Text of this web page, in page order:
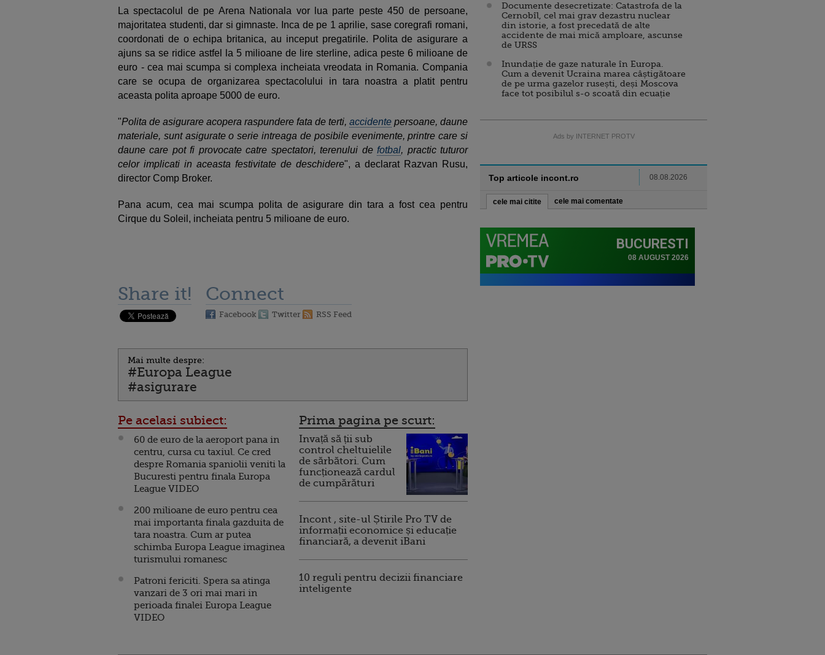
La spectacolul de pe Arena Nationala vor lua parte peste 450 de persoane,
majoritatea studenti, dar si gimnaste. Inca de pe 1 aprilie, sase coregrafi romani,
coordonati de o echipa britanica, au inceput pregatirile. Polita de asigurare a
ajuns sa se ridice astfel la 5 milioane de lire sterline, adica peste 6 milioane de
euro - cea mai scumpa si complexa incheiata vreodata in Romania. Compania
care se ocupa de organizarea spectacolului in tara noastra a platit pentru
aceasta polita aproape 5000 de euro.
"Polita de asigurare acopera raspundere fata de terti, accidente persoane, daune
materiale, sunt asigurate o serie intreaga de posibile evenimente, printre care si
daune care pot fi provocate catre spectatori, terenului defotbal, practic tuturor
celor implicati in aceasta festivitate de deschidere", a declarat Razvan Rusu,
director Comp Broker.
Pana acum, cea mai scumpa polita de asigurare din tara a fost cea pentru
Cirque du Soleil, incheiata pentru 5 milioane de euro.
Share it! Connect
Facebook Twitter RSS Feed
Mai multe despre:
#Europa League
#asigurare
Pe acelasi subiect:
60 de euro de la aeroport pana in
centru, cursa cu taxiul. Ce cred
despre Romania spaniolii veniti la
Bucuresti pentru finala Europa
League VIDEO
200 milioane de euro pentru cea
mai importanta finala gazduita de
tara noastra. Cum ar putea
schimba Europa League imaginea
turismului romanesc
Patroni fericiti. Spera sa atinga
vanzari de 3 ori mai mari in
perioada finalei Europa League
VIDEO
Prima pagina pe scurt:
Invață să ții sub
control cheltuielile
de sărbători. Cum
funcționează cardul
de cumpărături
Incont , site-ul Știrile Pro TV de
informații economice și educație
financiară, a devenit iBani
10 reguli pentru decizii financiare
inteligente
Documente desecretizate: Catastrofa de la
Cernobîl, cel mai grav dezastru nuclear
din istorie, a fost precedată de alte
accidente de mai mică amploare, ascunse
de URSS
Inundație de gaze naturale în Europa.
Cum a devenit Ucraina marea câștigătoare
de pe urma gazelor rusești, deși Moscova
face tot posibilul s-o scoată din ecuație
Ads by INTERNET PROTV
Top articole incont.ro 08.08.2026
cele mai citite cele mai comentate